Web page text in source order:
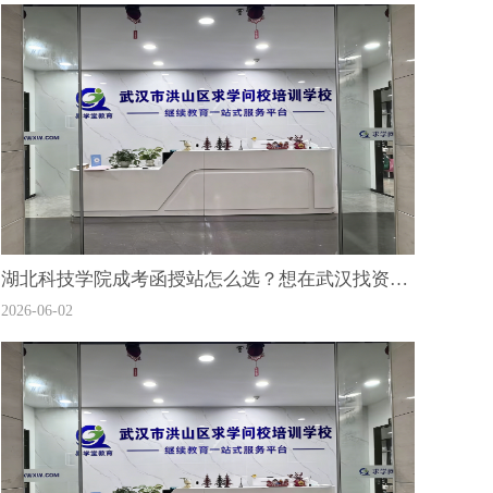
湖北科技学院成考函授站怎么选？想在武汉找资源有什么推荐的？
2026-06-02